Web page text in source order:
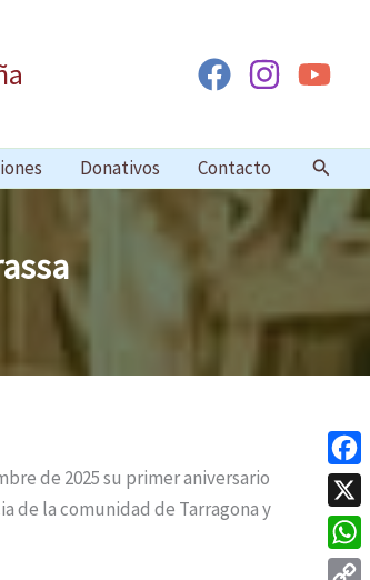
Donativos Contacto Buscar
de 2025 su primer aniversario
de la comunidad de Tarragona y
X